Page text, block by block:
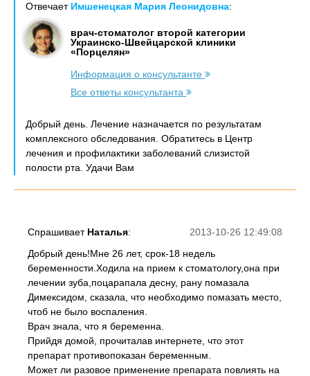
Отвечает Имшенецкая Мария Леонидовна:
врач-стоматолог второй категории
Украинско-Швейцарской клиники
«Порцелян»
Информация о консультанте
Все ответы консультанта
Добрый день. Лечение назначается по результатам
комплексного обследования. Обратитесь в Центр
лечения и профилактики заболеваний слизистой
полости рта. Удачи Вам
2013-10-26 12:49:08
Спрашивает Наталья:
Добрый день!Мне 26 лет, срок-18 недель
беременности.Ходила на прием к стоматологу,она при
лечении зуба,поцарапала десну, рану помазала
Димексидом, сказала, что необходимо помазать место,
чтоб не было воспаления.
Врач знала, что я беременна.
Прийдя домой, прочиталав интернете, что этот
препарат противопоказан беременным.
Может ли разовое применение препарата повлиять на